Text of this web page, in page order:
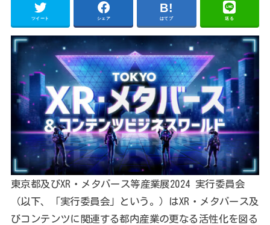
ツイート シェア はてブ 送る
東京都及びXR・メタバース等産業展2024 実行委員会
（以下、「実行委員会」という。）はXR・メタバース及
びコンテンツに関連する都内産業の更なる活性化を図る